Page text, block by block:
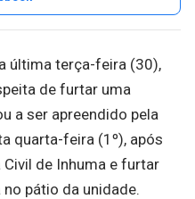
última terça-feira (30),
de furtar uma
a ser apreendido pela
quarta-feira (1º), após
de Inhuma e furtar
pátio da unidade.